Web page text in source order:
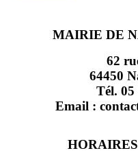
MAIRIE DE
62
64450
Tél. 05
Email :